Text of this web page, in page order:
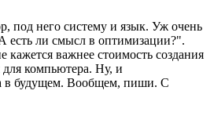
под него систему и язык. Уж очень
есть ли смысл в оптимизации?".
важнее стоимость создания
компьютера. Ну, и
в будущем. Вообщем, пиши. С